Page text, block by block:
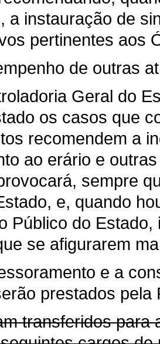
a instauração de
pertinentes aos
de outras
Geral do
os casos que
recomendem a
ao erário e
sempre
e, quando
Público do
se afigurarem
e a
prestados
transferidos para